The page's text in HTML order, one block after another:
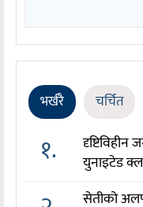
भर्खरै चर्चित
१.
दृष्टिविहीन
युनाइटेड
सेतीको